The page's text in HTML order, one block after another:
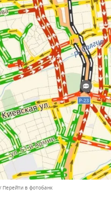
Перейти в фотобанк